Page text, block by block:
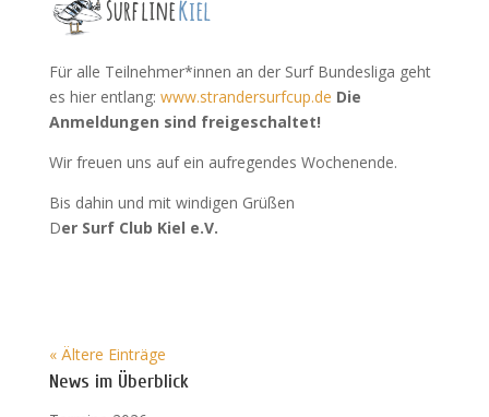
Für alle Teilnehmer*innen an der Surf Bundesliga geht
es hier entlang: www.strandersurfcup.de Die
Anmeldungen sind freigeschaltet!
Wir freuen uns auf ein aufregendes Wochenende.
Bis dahin und mit windigen Grüßen
Der Surf Club Kiel e.V.
« Ältere Einträge
News im Überblick